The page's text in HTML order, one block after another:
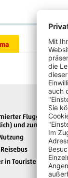
und zurück
in